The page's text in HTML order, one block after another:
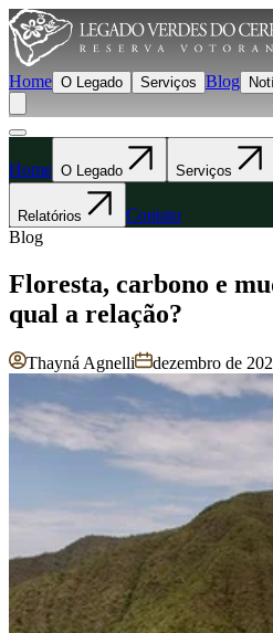
Home O Legado Serviços Blog
Home O Legado Serviços
Relatórios
Contato
Blog
Floresta, carbono e
qual a relação?
Thayná Agnelli dezembro de